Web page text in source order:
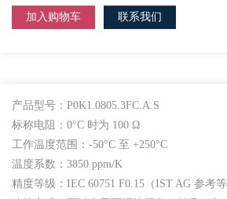
加入购物车 联系我们
产品型号：P0K1.0805.3FC.A.S
标称电阻：0°C 时为 100 Ω
工作温度范围：-50°C 至 +250°C
温度系数：3850 ppm/K
精度等级：IEC 60751 F0.15（IST AG 参考等